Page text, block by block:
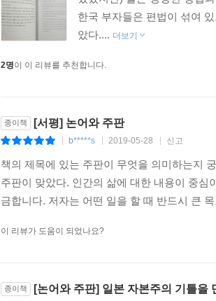
한국 부자들은 편법이 섞여
았다.... 더보기
2명이 이 리뷰를 추천합니다.
종이책 [서평] 논어와 주판
b*****s 2019-05-28 신고
책의 제목에 있는 주판이 무엇을 의미하는지
주판이 맞았다. 인간의 삶에 대한 내용이 중
금합니다. 저자는 어떤 일을 할 때 반드시 큰
이 리뷰가 도움이 되었나요?
종이책 [논어와 주판] 일본 자본주의 기틀을